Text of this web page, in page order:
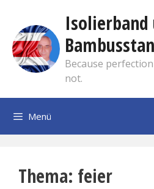
springen
Isolierband
Because
not.
Menü
feier